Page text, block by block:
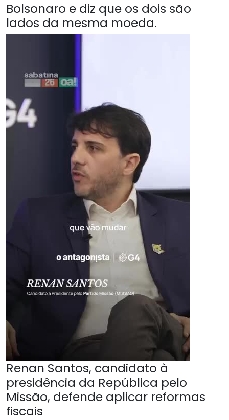
Bolsonaro e diz que os dois são
lados da mesma moeda.
Renan Santos, candidato à
presidência da República pelo
Missão, defende aplicar reformas
fiscais